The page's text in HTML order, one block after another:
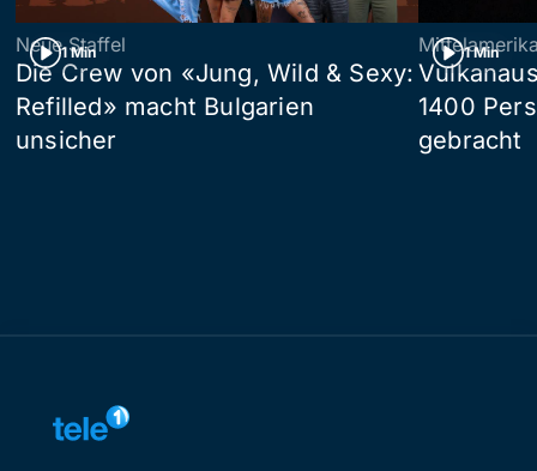
1 Min
Neue Staffel
Die Crew von «Jung, Wild & Sexy:
Refilled» macht Bulgarien
unsicher
1 Min
1400
gebracht